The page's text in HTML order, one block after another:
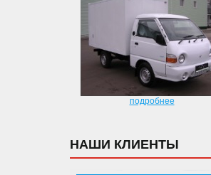
подробнее
НАШИ КЛИЕНТЫ